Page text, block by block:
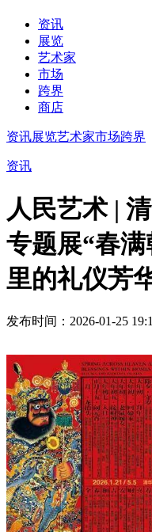
资讯
展览
艺术家
市场
跨界
商店
资讯展览艺术家市场跨界
资讯
人民艺术 |
专题展“春
里的礼仪芳
发布时间：2026-01-25